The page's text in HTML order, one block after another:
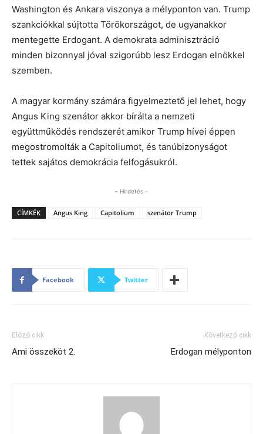
Washington és Ankara viszonya a mélyponton van. Trump
szankciókkal sújtotta Törökországot, de ugyanakkor
mentegette Erdogant. A demokrata adminisztráció
minden bizonnyal jóval szigorúbb lesz Erdogan elnökkel
szemben.
A magyar kormány számára figyelmeztető jel lehet, hogy
Angus King szenátor akkor bírálta a nemzeti
együttműködés rendszerét amikor Trump hívei éppen
megostromolták a Capitoliumot, és tanúbizonyságot
tettek sajátos demokrácia felfogásukról.
- Hirdetés -
CÍMKÉK Angus King Capitolium szenátor Trump
Facebook Twitter
Előző cikk
Ami összeköt 2.
Következő cikk
Erdogan mélyponton